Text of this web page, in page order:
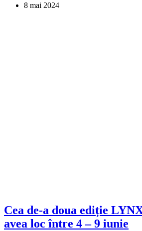
8 mai 2024
Cea de-a doua ediție
avea loc între 4 – 9 iunie